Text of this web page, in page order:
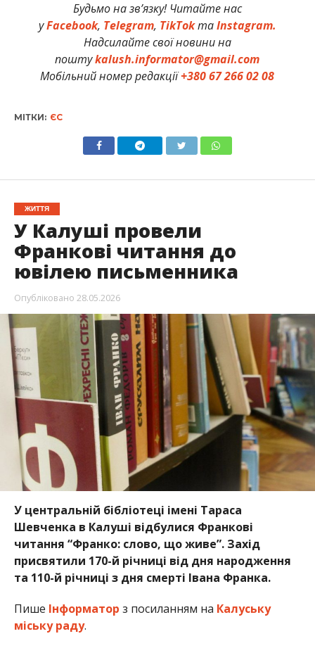
Будьмо на зв’язку! Читайте нас
уFacebook, Telegram, TikTokтаInstagram.
Надсилайте свої новини на
поштуkalush.informator@gmail.com
Мобільний номер редакції+380 67 266 02 08
МІТКИ: ЄС
ЖИТТЯ
У Калуші провели
Франкові читання до
ювілею письменника
Опубліковано 28.05.2026
У центральній бібліотеці імені Тараса
Шевченка в Калуші відбулися Франкові
читання “Франко: слово, що живе”. Захід
присвятили 170-й річниці від дня народження
та 110-й річниці з дня смерті Івана Франка.
Пише Інформатор з посиланням на Калуську
міську раду.